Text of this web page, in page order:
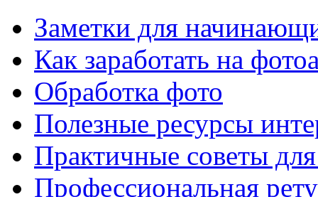
Заметки для
Как заработать на
Обработка фото
Полезные ресурсы
Практичные советы
Профессиональная